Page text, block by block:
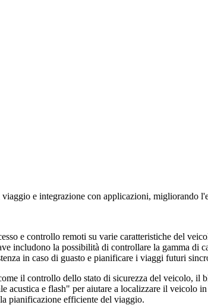
e integrazione con applicazioni, migliorando
e controllo remoti su varie caratteristiche del
includono la possibilità di controllare la gamma di
in caso di guasto e pianificare i viaggi futuri
il controllo dello stato di sicurezza del veicolo, il
e flash" per aiutare a localizzare il veicolo
pianificazione efficiente del viaggio.